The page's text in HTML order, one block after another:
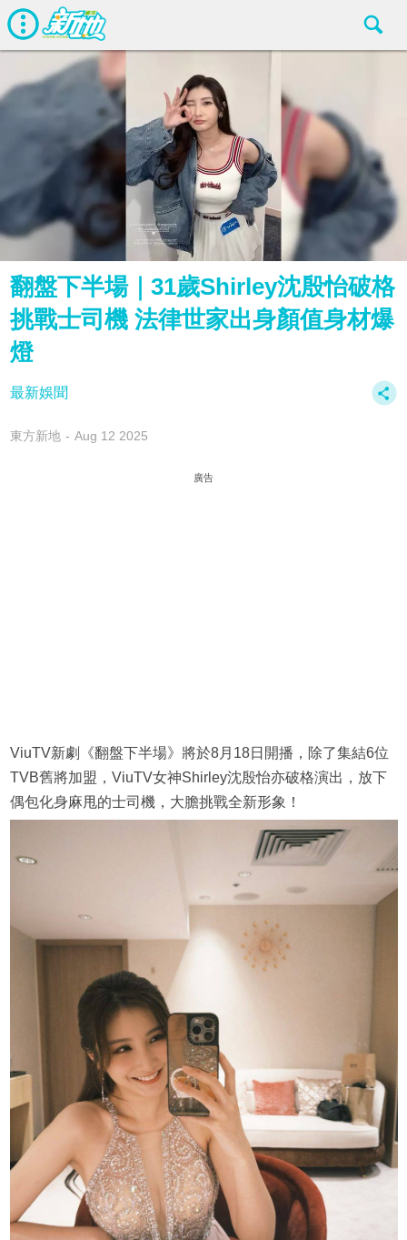
翻盤下半場｜31歲Shirley沈殷怡破格
挑戰士司機 法律世家出身顏值身材爆
燈
最新娛聞
東方新地 Aug 12 2025
廣告
ViuTV新劇《翻盤下半場》將於8月18日開播，除了集結6位
TVB舊將加盟，ViuTV女神Shirley沈殷怡亦破格演出，放下
偶包化身麻甩的士司機，大膽挑戰全新形象！